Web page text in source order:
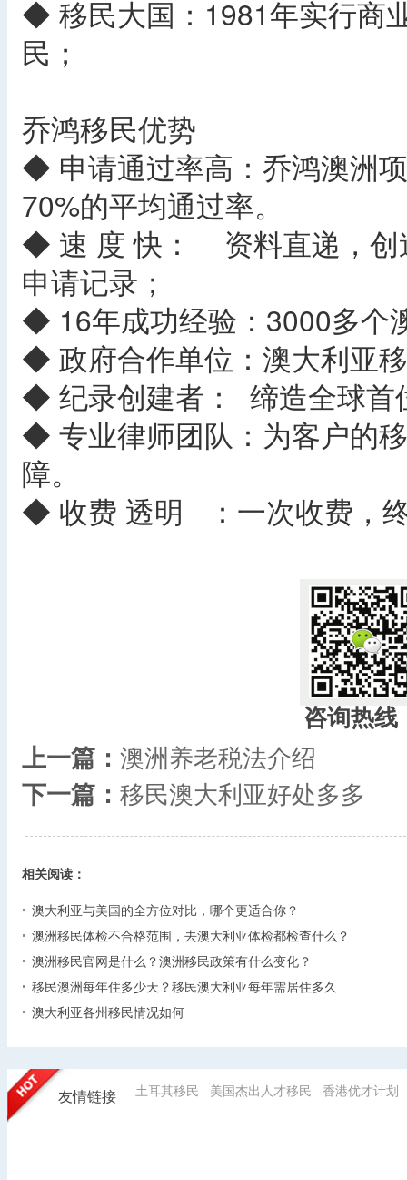
◆ 移民大国：1981年实行商
民；
乔鸿移民优势
◆ 申请通过率高：乔鸿澳洲
70%的平均通过率。
◆ 速 度 快： 资料直递，创
申请记录；
◆ 16年成功经验：3000多个
◆ 政府合作单位：澳大利亚
◆ 纪录创建者： 缔造全球首
◆ 专业律师团队：为客户的
障。
◆ 收费 透明 ：一次收费，
咨询热线
上一篇： 澳洲养老税法介绍
下一篇： 移民澳大利亚好处多多
相关阅读：
澳大利亚与美国的全方位对比，哪个更适合你？
澳洲移民体检不合格范围，去澳大利亚体检都检查什么？
澳洲移民官网是什么？澳洲移民政策有什么变化？
移民澳洲每年住多少天？移民澳大利亚每年需居住多久
澳大利亚各州移民情况如何
友情链接 土耳其移民 美国杰出人才移民 香港优才计划